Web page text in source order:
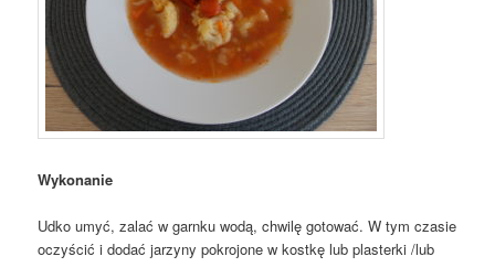
Wykonanie
Udko umyć, zalać w garnku wodą, chwilę gotować. W tym czasie
oczyścić i dodać jarzyny pokrojone w kostkę lub plasterki /lub